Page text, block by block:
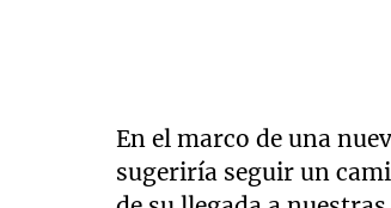
En el marco de una
sugeriría seguir un